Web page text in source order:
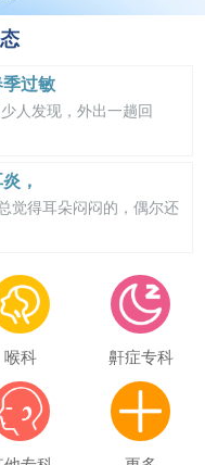
过敏
人发现，外出一趟回
，
觉得耳朵闷闷的，偶尔还
喉科 鼾症专科